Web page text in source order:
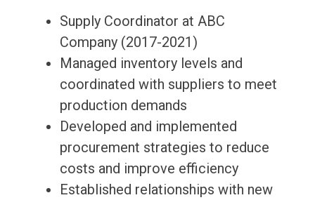
Supply Coordinator at ABC
Company (2017-2021)
Managed inventory levels and
coordinated with suppliers to meet
production demands
Developed and implemented
procurement strategies to reduce
costs and improve efficiency
Established relationships with new